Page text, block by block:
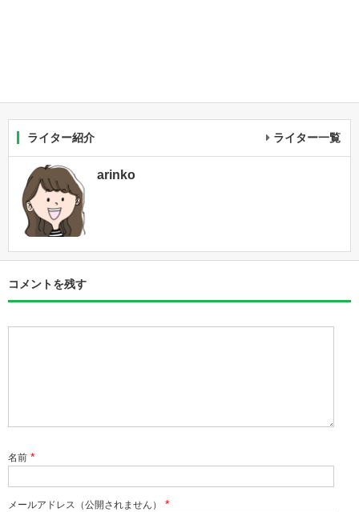
ライター紹介 ライター一覧
arinko
コメントを残す
名前 *
メールアドレス（公開されません） *